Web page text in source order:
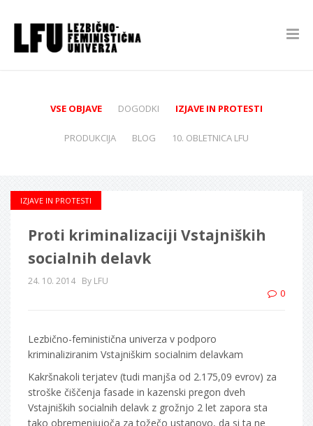
VSE OBJAVE DOGODKI IZJAVE IN PROTESTI
PRODUKCIJA BLOG 10. OBLETNICA LFU
IZJAVE IN PROTESTI
Proti kriminalizaciji Vstajniških
socialnih delavk
24. 10. 2014 By LFU
0
Lezbično-feministična univerza v podporo
kriminaliziranim Vstajniškim socialnim delavkam
Kakršnakoli terjatev (tudi manjša od 2.175,09 evrov) za
stroške čiščenja fasade in kazenski pregon dveh
Vstajniških socialnih delavk z grožnjo 2 let zapora sta
tako obremenjujoča za tožečo ustanovo, da si ta ne